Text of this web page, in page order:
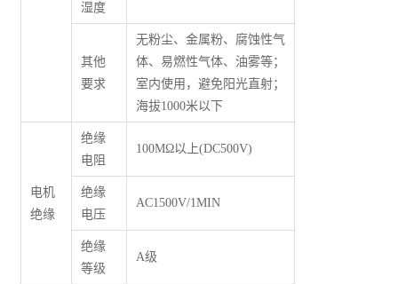
湿度
其他
要求
无粉尘、金属粉、腐蚀性气
体、易燃性气体、油雾等；
室内使用，避免阳光直射；
海拔1000米以下
电机
绝缘
绝缘
电阻
100MΩ以上(DC500V)
绝缘
电压
AC1500V/1MIN
绝缘
等级
A级